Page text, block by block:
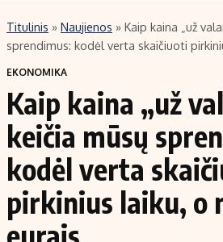
Turinys
Naujienos
Aplinka
Verslas
Energetika
Ekonomika
Politika
NT ir statybos
Titulinis » Naujienos » Kaip kaina „už
sprendimus: kodėl verta skaičiuoti
EKONOMIKA
Kaip kaina „už
keičia mūsų
kodėl verta
pirkinius laiku, o